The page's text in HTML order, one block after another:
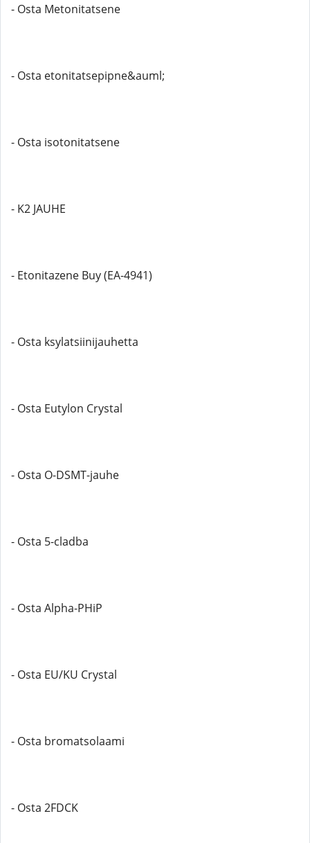
- Osta Metonitatsene
- Osta etonitatsepipne&auml;
- Osta isotonitatsene
- K2 JAUHE
- Etonitazene Buy (EA-4941)
- Osta ksylatsiinijauhetta
- Osta Eutylon Crystal
- Osta O-DSMT-jauhe
- Osta 5-cladba
- Osta Alpha-PHiP
- Osta EU/KU Crystal
- Osta bromatsolaami
- Osta 2FDCK